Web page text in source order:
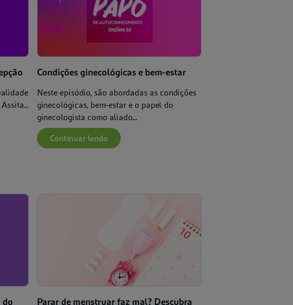
Condições ginecológicas e bem-estar
Neste episódio, são abordadas as condições
ginecológicas, bem-estar e o papel do
ginecologista como aliado...
Continuar lendo
do Parar de menstruar faz mal? Descubra